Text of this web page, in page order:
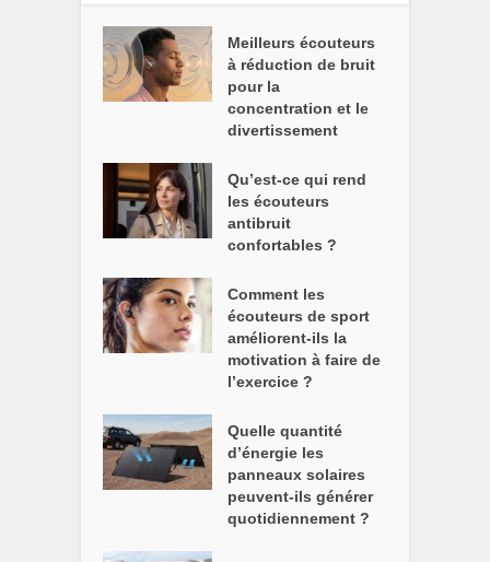
Meilleurs écouteurs
à réduction de bruit
pour la
concentration et le
divertissement
Qu’est-ce qui rend
les écouteurs
antibruit
confortables ?
Comment les
écouteurs de sport
améliorent-ils la
motivation à faire de
l’exercice ?
Quelle quantité
d’énergie les
panneaux solaires
peuvent-ils générer
quotidiennement ?